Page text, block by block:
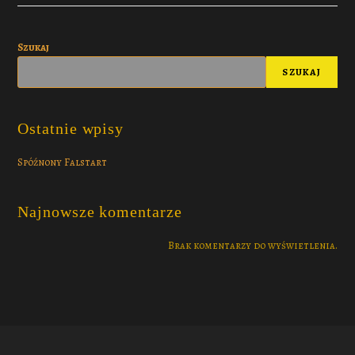
Szukaj
SZUKAJ
Ostatnie wpisy
Spóźnony Falstart
Najnowsze komentarze
Brak komentarzy do wyświetlenia.